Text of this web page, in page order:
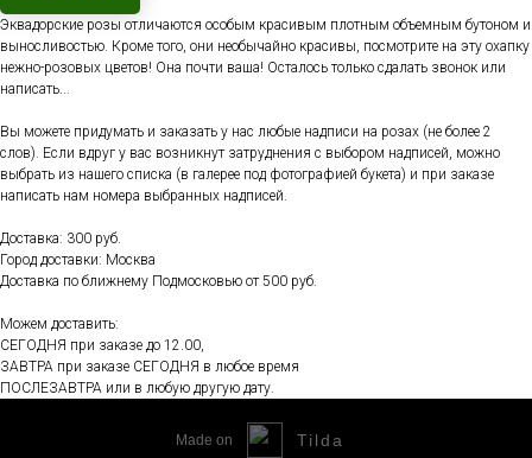
Эквадорские розы отличаются особым красивым плотным объемным бутоном и
выносливостью. Кроме того, они необычайно красивы, посмотрите на эту охапку
нежно-розовых цветов! Она почти ваша! Осталось только сдалать звонок или
написать...
Вы можете придумать и заказать у нас любые надписи на розах (не более 2
слов). Если вдруг у вас возникнут затруднения с выбором надписей, можно
выбрать из нашего списка (в галерее под фотографией букета) и при заказе
написать нам номера выбранных надписей.
Доставка: 300 руб.
Город доставки: Москва
Доставка по ближнему Подмосковью от 500 руб.
Можем доставить:
СЕГОДНЯ при заказе до 12.00,
ЗАВТРА при заказе СЕГОДНЯ в любое время
ПОСЛЕЗАВТРА или в любую другую дату.
Made on Tilda